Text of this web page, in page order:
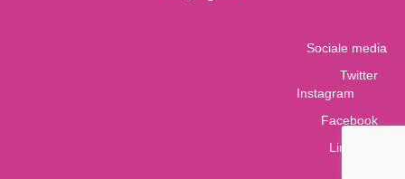
Sociale media
Twitter
Instagram
Facebook
LinkedIn